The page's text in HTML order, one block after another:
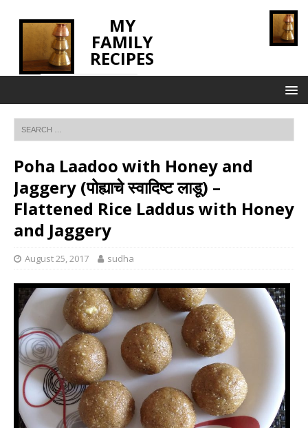
MY
FAMILY
RECIPES
Poha Laadoo with Honey and
Jaggery (पोह्याचे स्वादिष्ट लाडू) –
Flattened Rice Laddus with Honey
and Jaggery
August 25, 2017 sudha